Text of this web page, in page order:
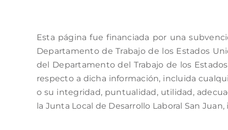
Esta página fue financiada por una
Departamento de Trabajo de los Estados
del Departamento del Trabajo de los
respecto a dicha información, incluida
o su integridad, puntualidad, utilidad,
la Junta Local de Desarrollo Laboral San